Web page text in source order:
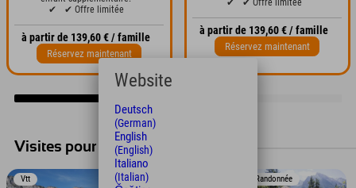
✔
✔ Offre limitée
à partir de 139,60 € / famille
Réservez maintenant
à partir de 139,60 € / famille
Réservez maintenant
Visites pour les familles
Vtt Randonnée Randonnée
Website
Deutsch
(German)
English
(English)
Italiano
(Italian)